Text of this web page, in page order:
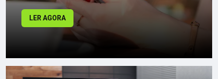
LER AGORA